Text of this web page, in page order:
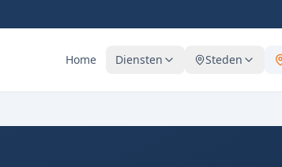
Home Diensten Steden